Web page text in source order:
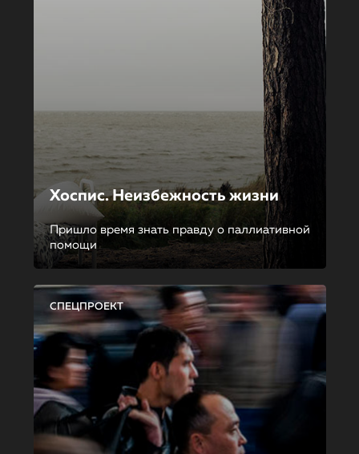
Хоспис. Неизбежность жизни
Пришло время знать правду о паллиативной
помощи
СПЕЦПРОЕКТ